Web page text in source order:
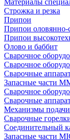
Материалы
Строжка и резка
Припои
Припои оловянно-
Припои
Олово и баббит
Сварочное
Сварочное
Сварочные
Запасные части
Сварочное
Сварочные
Механизмы
Сварочные
Соединительный
Запасные части